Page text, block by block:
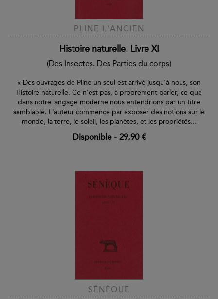
PLINE L'ANCIEN
Histoire naturelle. Livre XI
(Des Insectes. Des Parties du corps)
« Des ouvrages de Pline un seul est arrivé jusqu'à nous, son
Histoire naturelle. Ce n'est pas, à proprement parler, ce que
dans notre langage moderne nous entendrions par un titre
semblable. L'auteur commence par exposer des notions sur le
monde, la terre, le soleil, les planètes, et les propriétés...
Disponible- 29,90 €
SÉNÈQUE